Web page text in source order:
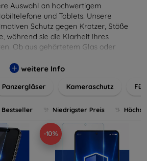
Auswahl an hochwertigem
und Tablets. Unsere
Schutz gegen Kratzer, Stöße
während sie die Klarheit Ihres
Ob aus gehärtetem Glas oder
für jedes Gerät, um eine
unseren langlebigen und zuverlässigen
weitere Info
Panzergläser Kameraschutz
Bestseller Niedrigster Preis
-10%